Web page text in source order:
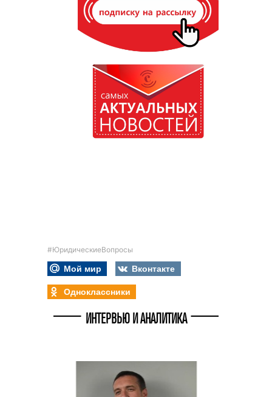
#ЮридическиеВопросы
Мой мир
Вконтакте
Одноклассники
ИНТЕРВЬЮ И АНАЛИТИКА